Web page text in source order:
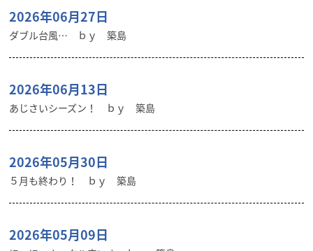
2026年06月27日
ダブル台風… ｂｙ 築島
2026年06月13日
あじさいシーズン！ ｂｙ 築島
2026年05月30日
５月も終わり！ ｂｙ 築島
2026年05月09日